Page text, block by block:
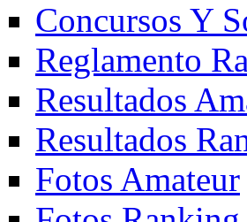
Concursos Y
Reglamento
Resultados
Resultados
Fotos Amateur